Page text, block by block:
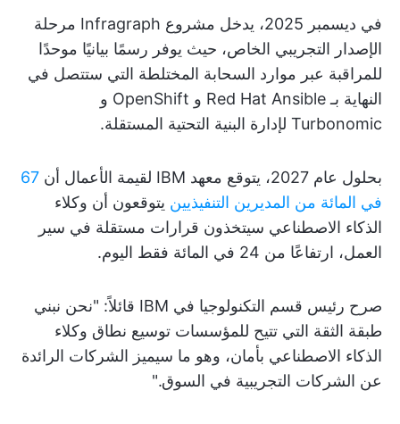
في ديسمبر 2025، يدخل مشروع Infragraph مرحلة
الإصدار التجريبي الخاص، حيث يوفر رسمًا بيانيًا موحدًا
للمراقبة عبر موارد السحابة المختلطة التي ستتصل في
النهاية بـ Red Hat Ansible و OpenShift و
Turbonomic لإدارة البنية التحتية المستقلة.
بحلول عام 2027، يتوقع معهد IBM لقيمة الأعمال أن
67
في المائة من المديرين التنفيذيين يتوقعون أن وكلاء
الذكاء الاصطناعي سيتخذون قرارات مستقلة في سير
العمل، ارتفاعًا من 24 في المائة فقط اليوم.
صرح رئيس قسم التكنولوجيا في IBM قائلاً: "نحن نبني
طبقة الثقة التي تتيح للمؤسسات توسيع نطاق وكلاء
الذكاء الاصطناعي بأمان، وهو ما سيميز الشركات الرائدة
عن الشركات التجريبية في السوق."